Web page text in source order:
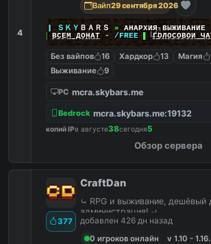
4
Вайп29 сентября 2026
ＳＫＹ ＢＡＲＳ » АНАРХИЯ ВЫЖИВАНИЕ
ВСЕМ ДОНАТ- /FREE ▌ГОЛОСОВОЙ
Без вайпов 16 Хардкор 13 Магия
Выживание
9
PC mcra.skybars.me
Bedrock mcra.skybars.me:19132
копий IPв августе38сегодня5
Обзор сервера
377
CraftDan
⤿ RPG и выживание, дешёвый
администрация! ⤾
добавлен 426 дн назад
0 игроков онлайн
v 1.10 -